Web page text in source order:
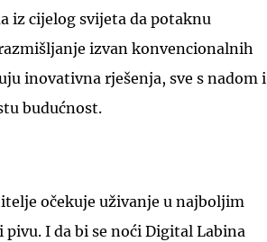
iz cijelog svijeta da potaknu
izvan konvencionalnih
inovativna rješenja, sve s nadom i
budućnost.
očekuje uživanje u najboljim
I da bi se noći Digital Labina